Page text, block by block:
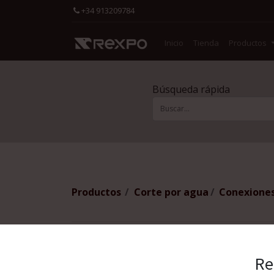
+34 913209784
Inicio Tienda Productos
Búsqueda rápida
Productos Corte por agua